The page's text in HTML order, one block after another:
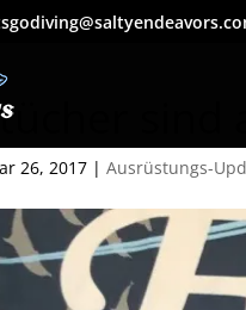
sind
26, 2017 |Ausrüstungs-